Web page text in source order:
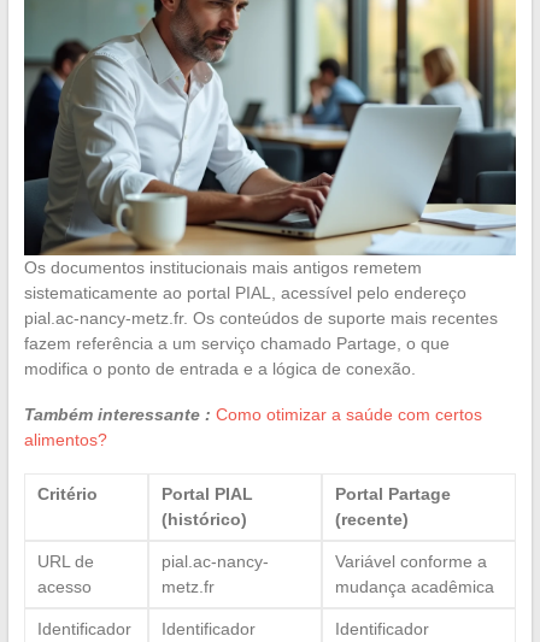
Os documentos institucionais mais antigos remetem
sistematicamente ao portal PIAL, acessível pelo endereço
pial.ac-nancy-metz.fr. Os conteúdos de suporte mais recentes
fazem referência a um serviço chamado Partage, o que
modifica o ponto de entrada e a lógica de conexão.
Também interessante : Como otimizar a saúde com certos
alimentos?
Critério
Portal PIAL
(histórico)
Portal Partage
(recente)
URL de
acesso
pial.ac-nancy-
metz.fr
Variável conforme a
mudança acadêmica
Identificador
Identificador
Identificador